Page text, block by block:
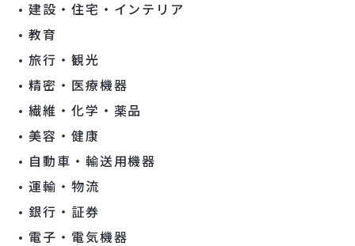
建設・住宅・インテリア
教育
旅行・観光
精密・医療機器
繊維・化学・薬品
美容・健康
自動車・輸送用機器
運輸・物流
銀行・証券
電子・電気機器